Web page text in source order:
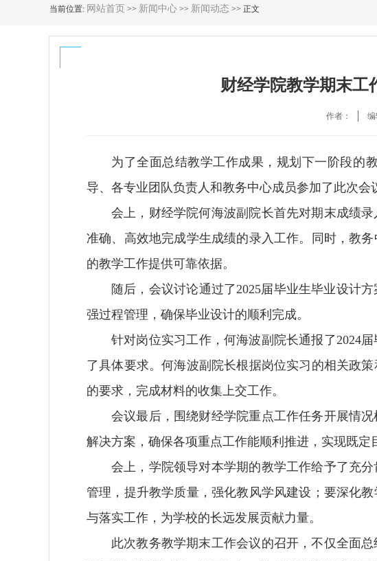
当前位置: 网站首页 >> 新闻中心 >> 新闻动态 >> 正文
财经学院教学期末
作者： 编
为了全面总结教学工作成果，规划下一阶段的
导、各专业团队负责人和教务中心成员参加了此次会
会上，财经学院何海波副院长首先对期末成绩
准确、高效地完成学生成绩的录入工作。同时，教
的教学工作提供可靠依据。
随后，会议讨论通过了2025届毕业生毕业设计
强过程管理，确保毕业设计的顺利完成。
针对岗位实习工作，何海波副院长通报了2024
了具体要求。何海波副院长根据岗位实习的相关政
的要求，完成材料的收集上交工作。
会议最后，围绕财经学院重点工作任务开展情
解决方案，确保各项重点工作能顺利推进，实现既定
会上，学院领导对本学期的教学工作给予了充
管理，提升教学质量，强化教风学风建设；要深化
与落实工作，为学校的长远发展贡献力量。
此次教务教学期末工作会议的召开，不仅全面